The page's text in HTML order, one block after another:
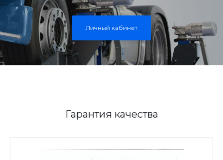
Личный кабинет
Гарантия качества